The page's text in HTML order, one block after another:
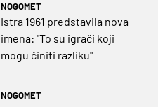
NOGOMET
Istra 1961 predstavila nova
imena: "To su igrači koji
mogu činiti razliku"
NOGOMET